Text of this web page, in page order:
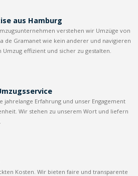
aus Hamburg
verstehen wir Umzüge von
de Gramanet wie kein anderer und navigieren
effizient und sicher zu gestalten.
jahrelange Erfahrung und unser Engagement
Wir stehen zu unserem Wort und liefern
Kosten. Wir bieten faire und transparente